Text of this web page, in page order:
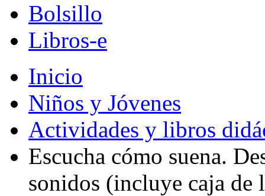
Bolsillo
Libros-e
Inicio
Niños y Jóvenes
Actividades y libros
Escucha cómo suena.
sonidos (incluye caja